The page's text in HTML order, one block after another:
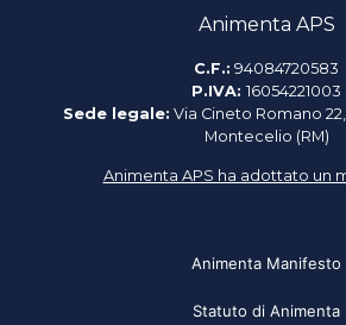
Animenta APS
C.F.: 94084720583
P.IVA: 16054221003
Sede legale: Via Cineto Romano
Montecelio (RM)
Animenta APS ha adottato un
Animenta Manifesto
Statuto di Animenta